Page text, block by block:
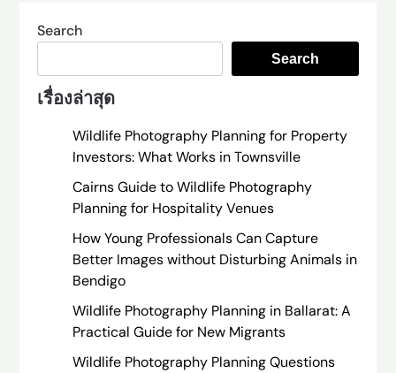
Search
Search
เรื่องล่าสุด
Wildlife Photography Planning for Property
Investors: What Works in Townsville
Cairns Guide to Wildlife Photography
Planning for Hospitality Venues
How Young Professionals Can Capture
Better Images without Disturbing Animals in
Bendigo
Wildlife Photography Planning in Ballarat: A
Practical Guide for New Migrants
Wildlife Photography Planning Questions